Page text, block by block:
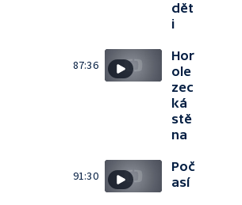
dět
i
87:36
Hor
ole
zec
ká
stě
na
91:30
Poč
así